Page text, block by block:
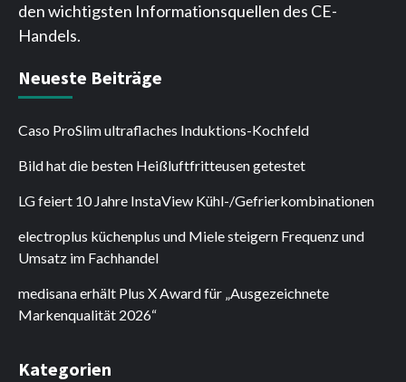
den wichtigsten Informationsquellen des CE-
Handels.
Neueste Beiträge
Caso ProSlim ultraflaches Induktions-Kochfeld
Bild hat die besten Heißluftfritteusen getestet
LG feiert 10 Jahre InstaView Kühl-/Gefrierkombinationen
electroplus küchenplus und Miele steigern Frequenz und
Umsatz im Fachhandel
medisana erhält Plus X Award für „Ausgezeichnete
Markenqualität 2026“
Kategorien